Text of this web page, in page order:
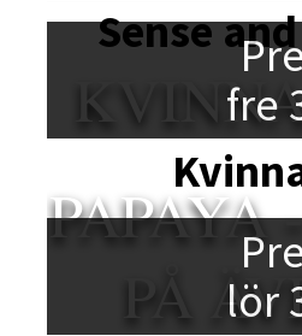
Sense
fre
PAPAYA
PÅlör